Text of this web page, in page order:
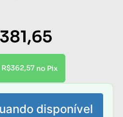
381,65
R$362,57 no Pix
disponível